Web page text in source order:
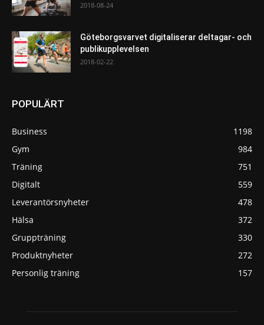
2018-08-24
Göteborgsvarvet digitaliserar deltagar- och
publikupplevelsen
2018-02-22
POPULÄRT
Business
1198
Gym
984
Träning
751
Digitalt
559
Leverantörsnyheter
478
Hälsa
372
Gruppträning
330
Produktnyheter
272
Personlig träning
157